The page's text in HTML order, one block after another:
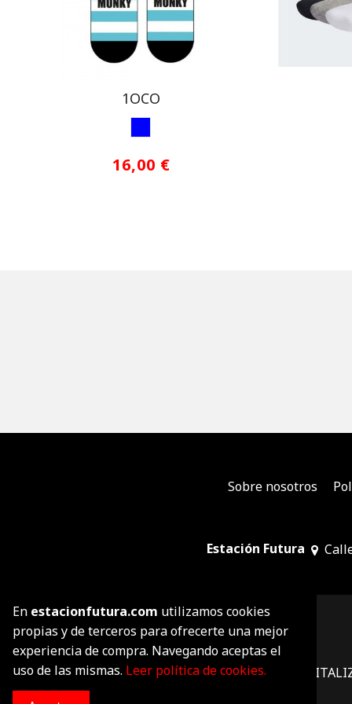
1OCO
16,00 €
Sobre nosotros
Estación Futura
PROYECTO DE
En estacionfutura.com utilizamos cookies
propias y de terceros para ofrecerte una mejor
experiencia de compra. Navegando aceptas el
uso de las mismas. Leer política de cookies.